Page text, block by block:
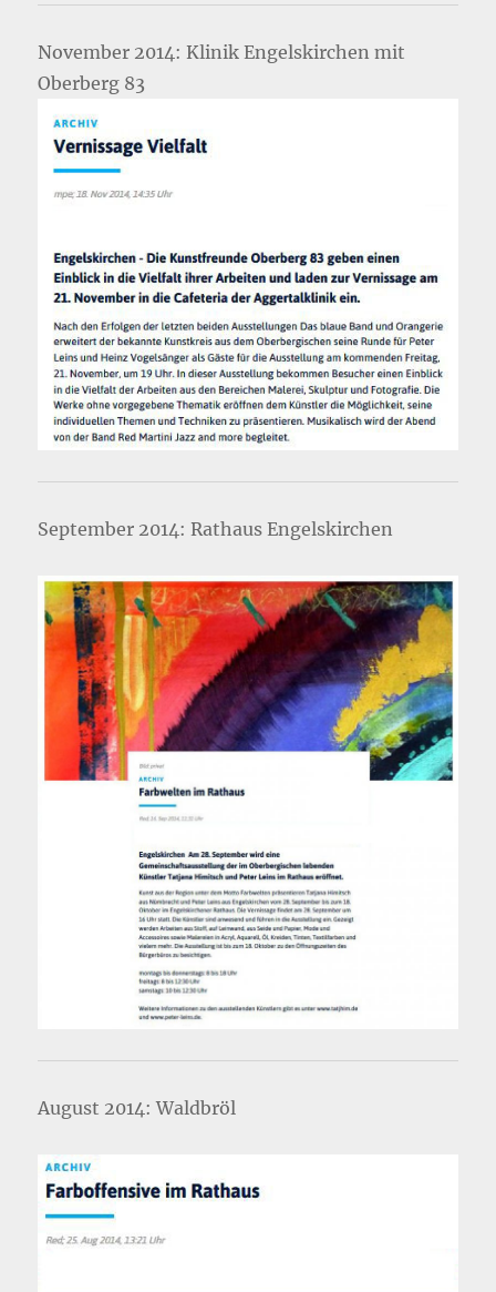
November 2014: Klinik Engelskirchen mit
Oberberg 83
September 2014: Rathaus Engelskirchen
August 2014: Waldbröl